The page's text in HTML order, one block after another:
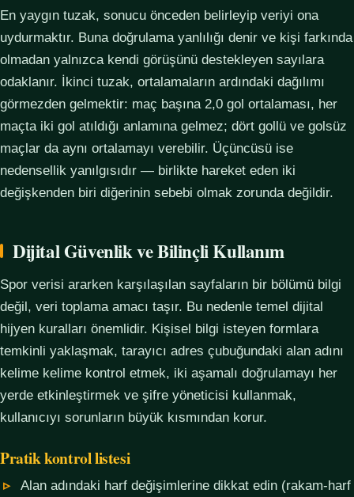
En yaygın tuzak, sonucu önceden belirleyip veriyi ona
uydurmaktır. Buna doğrulama yanlılığı denir ve kişi farkında
olmadan yalnızca kendi görüşünü destekleyen sayılara
odaklanır. İkinci tuzak, ortalamaların ardındaki dağılımı
görmezden gelmektir: maç başına 2,0 gol ortalaması, her
maçta iki gol atıldığı anlamına gelmez; dört gollü ve golsüz
maçlar da aynı ortalamayı verebilir. Üçüncüsü ise
nedensellik yanılgısıdır — birlikte hareket eden iki
değişkenden biri diğerinin sebebi olmak zorunda değildir.
Dijital Güvenlik ve Bilinçli Kullanım
Spor verisi ararken karşılaşılan sayfaların bir bölümü bilgi
değil, veri toplama amacı taşır. Bu nedenle temel dijital
hijyen kuralları önemlidir. Kişisel bilgi isteyen formlara
temkinli yaklaşmak, tarayıcı adres çubuğundaki alan adını
kelime kelime kontrol etmek, iki aşamalı doğrulamayı her
yerde etkinleştirmek ve şifre yöneticisi kullanmak,
kullanıcıyı sorunların büyük kısmından korur.
Pratik kontrol listesi
Alan adındaki harf değişimlerine dikkat edin (rakam-harf